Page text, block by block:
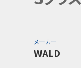
メーカー
WALD